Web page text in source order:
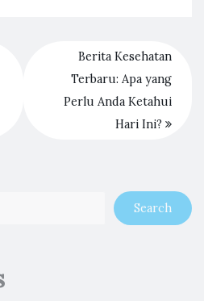
Berita Kesehatan
Terbaru: Apa yang
Perlu Anda Ketahui
Hari Ini?
Search